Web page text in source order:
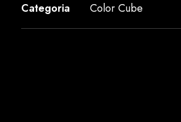
Categoria Color Cube